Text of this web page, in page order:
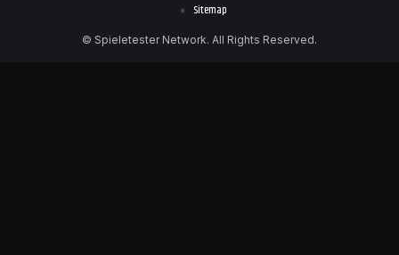
© Spieletester Network. All Rights Reserved.
Sitemap